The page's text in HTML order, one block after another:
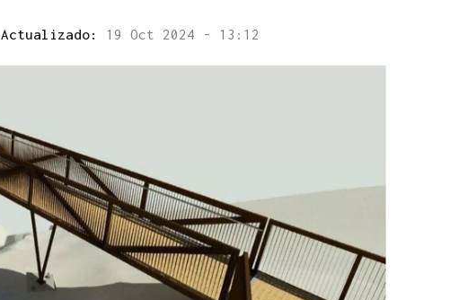
Actualizado: 19 Oct 2024 - 13:12